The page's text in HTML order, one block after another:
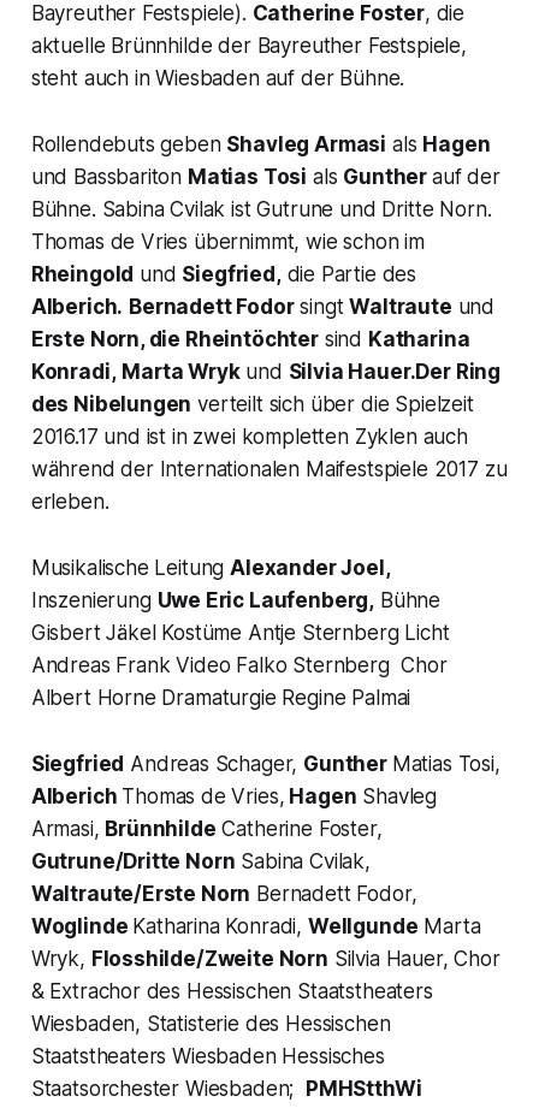
Bayreuther Festspiele). Catherine Foster, die
aktuelle Brünnhilde der Bayreuther Festspiele,
steht auch in Wiesbaden auf der Bühne.
Rollendebuts geben Shavleg Armasi als Hagen
und Bassbariton Matias Tosi als Gunther auf der
Bühne. Sabina Cvilak ist Gutrune und Dritte Norn.
Thomas de Vries übernimmt, wie schon im
Rheingold und Siegfried,die Partie des
Alberich. Bernadett FodorsingtWaltraute und
Erste Norn, die Rheintöchter sind Katharina
Konradi, Marta Wrykund Silvia Hauer.Der Ring
des Nibelungen verteilt sich über die Spielzeit
2016.17 und ist in zwei kompletten Zyklen auch
während der Internationalen Maifestspiele 2017 zu
erleben.
Musikalische LeitungAlexander Joel,
Inszenierung Uwe Eric Laufenberg, Bühne
Gisbert Jäkel Kostüme Antje Sternberg Licht
Andreas Frank Video Falko Sternberg Chor
Albert Horne Dramaturgie Regine Palmai
Siegfried Andreas Schager, Gunther Matias Tosi,
Alberich Thomas de Vries, Hagen Shavleg
Armasi, Brünnhilde Catherine Foster,
Gutrune/Dritte Norn Sabina Cvilak,
Waltraute/Erste Norn Bernadett Fodor,
Woglinde Katharina Konradi, Wellgunde Marta
Wryk, Flosshilde/Zweite Norn Silvia Hauer, Chor
& Extrachor des Hessischen Staatstheaters
Wiesbaden, Statisterie des Hessischen
Staatstheaters Wiesbaden Hessisches
Staatsorchester Wiesbaden; PMHStthWi